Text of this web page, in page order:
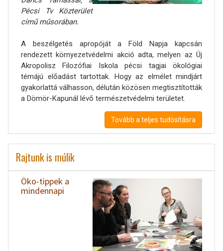
Pécsi Tv Közterület
című műsorában.
A beszélgetés apropóját a Föld Napja kapcsán
rendezett környezetvédelmi akció adta, melyen az Új
Akropolisz Filozófiai Iskola pécsi tagjai ökológiai
témájú előadást tartottak. Hogy az elmélet mindjárt
gyakorlattá válhasson, délután közösen megtisztították
a Dömör-Kapunál lévő természetvédelmi területet.
Tovább a teljes tudósításra
Rajtunk is múlik
Öko-tippek a
mindennapi